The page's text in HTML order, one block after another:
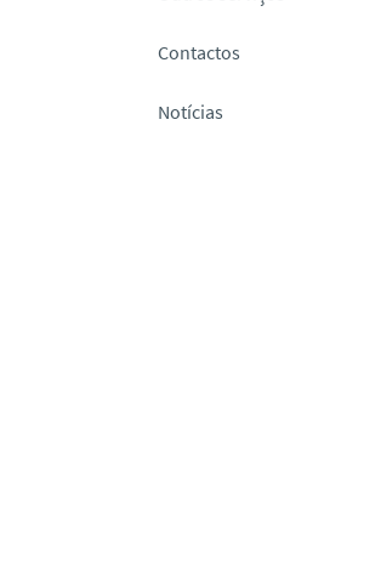
Contactos
Notícias